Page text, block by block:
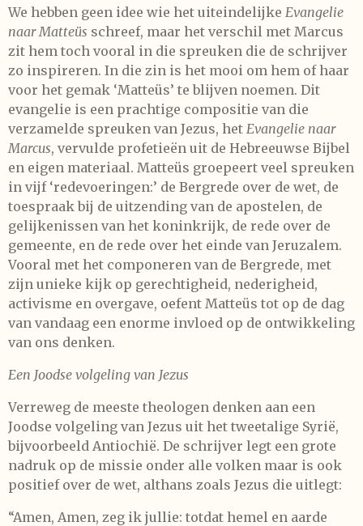
We hebben geen idee wie het uiteindelijke Evangelie
naar Matteüs schreef, maar het verschil met Marcus
zit hem toch vooral in die spreuken die de schrijver
zo inspireren. In die zin is het mooi om hem of haar
voor het gemak ‘Matteüs’ te blijven noemen. Dit
evangelie is een prachtige compositie van die
verzamelde spreuken van Jezus, het Evangelie naar
Marcus, vervulde profetieën uit de Hebreeuwse Bijbel
en eigen materiaal. Matteüs groepeert veel spreuken
in vijf ‘redevoeringen:’ de Bergrede over de wet, de
toespraak bij de uitzending van de apostelen, de
gelijkenissen van het koninkrijk, de rede over de
gemeente, en de rede over het einde van Jeruzalem.
Vooral met het componeren van de Bergrede, met
zijn unieke kijk op gerechtigheid, nederigheid,
activisme en overgave, oefent Matteüs tot op de dag
van vandaag een enorme invloed op de ontwikkeling
van ons denken.
Een Joodse volgeling van Jezus
Verreweg de meeste theologen denken aan een
Joodse volgeling van Jezus uit het tweetalige Syrië,
bijvoorbeeld Antiochië. De schrijver legt een grote
nadruk op de missie onder alle volken maar is ook
positief over de wet, althans zoals Jezus die uitlegt:
“Amen, Amen, zeg ik jullie: totdat hemel en aarde